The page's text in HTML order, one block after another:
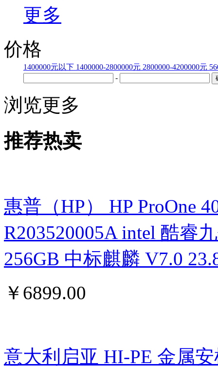
更多
价格
1400000元以下 1400000-2800000元 2800000-4200000元
-
浏览更多
推荐热卖
惠普（HP） HP ProOne
R203520005A intel 酷睿
256GB 中标麒麟 V7.0
￥ 6899.00
意大利启亚 HI-PE 金属